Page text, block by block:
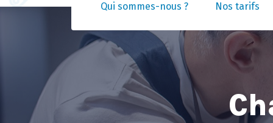
Qui sommes-nous ? Nos tarifs